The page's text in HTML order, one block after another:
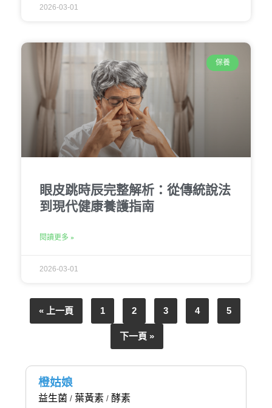
2026-03-01
保養
眼皮跳時辰完整解析：從傳統說法
到現代健康養護指南
閱讀更多 »
2026-03-01
« 上一頁 1 2 3 4 5
下一頁 »
橙姑娘
益生菌 / 葉黃素/ 酵素